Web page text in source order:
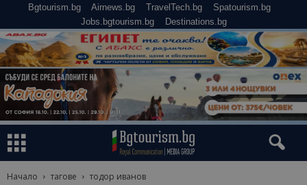
Bgtourism.bg Airnews.bg TravelTech.bg
Spatourism.bg
Jobs.bgtourism.bg
Destinations.bg
Начало тагове тодор иванов